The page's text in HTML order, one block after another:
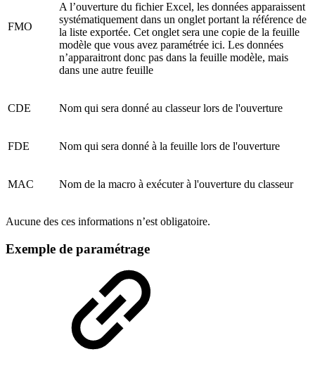
FMO
A l’ouverture du fichier Excel, les données apparaissent
systématiquement dans un onglet portant la référence de
la liste exportée. Cet onglet sera une copie de la feuille
modèle que vous avez paramétrée ici. Les données
n’apparaitront donc pas dans la feuille modèle, mais
dans une autre feuille
CDE Nom qui sera donné au classeur lors de l'ouverture
FDE Nom qui sera donné à la feuille lors de l'ouverture
MAC Nom de la macro à exécuter à l'ouverture du classeur
Aucune des ces informations n’est obligatoire.
Exemple de paramétrage